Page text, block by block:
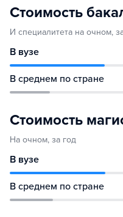
Стоимость
И специалитета на очном,
В вузе
В среднем по стране
Стоимость
На очном, за год
В вузе
В среднем по стране